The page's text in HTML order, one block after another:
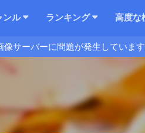
ンル ランキング 高度な
像サーバーに問題が発生していま